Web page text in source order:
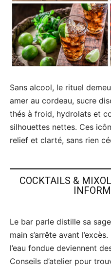
Sans alcool, le rituel
amer au cordeau, sucre
thés à froid, hydrolats et
silhouettes nettes. Ces
relief et clarté, sans rien
COCKTAILS &
Le bar parle distille sa
main s’arrête avant
l’eau fondue deviennent
Conseils d’atelier pour